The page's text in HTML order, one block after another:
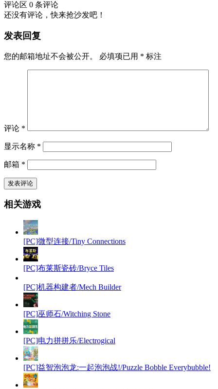
评论区 0 条评论
还没有评论，快来抢沙发吧！
发表回复
您的邮箱地址不会被公开。 必填项已用 * 标注
评论 *
显示名称 *
邮箱 *
相关游戏
[PC]微型连接/Tiny Connections
[PC]布莱斯瓷砖/Bryce Tiles
[PC]机器构建者/Mech Builder
[PC]巫师石/Witching Stone
[PC]电力拼拼乐/Electrogical
[PC]益智泡泡龙:一起泡泡战!/Puzzle Bobble Everybubble!